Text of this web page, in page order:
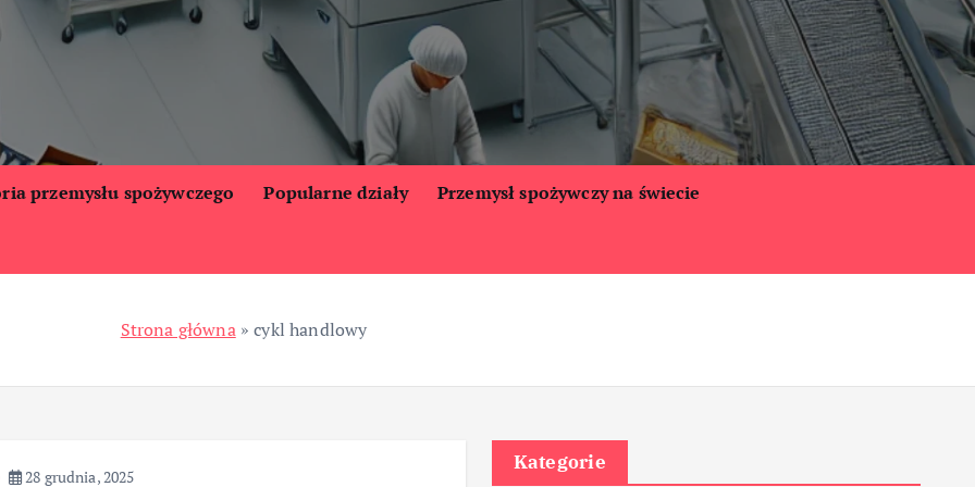
przemysłu spożywczego Popularne działy Przemysł spożywczy na świecie
Strona główna»cykl handlowy
28 grudnia, 2025
Kategorie